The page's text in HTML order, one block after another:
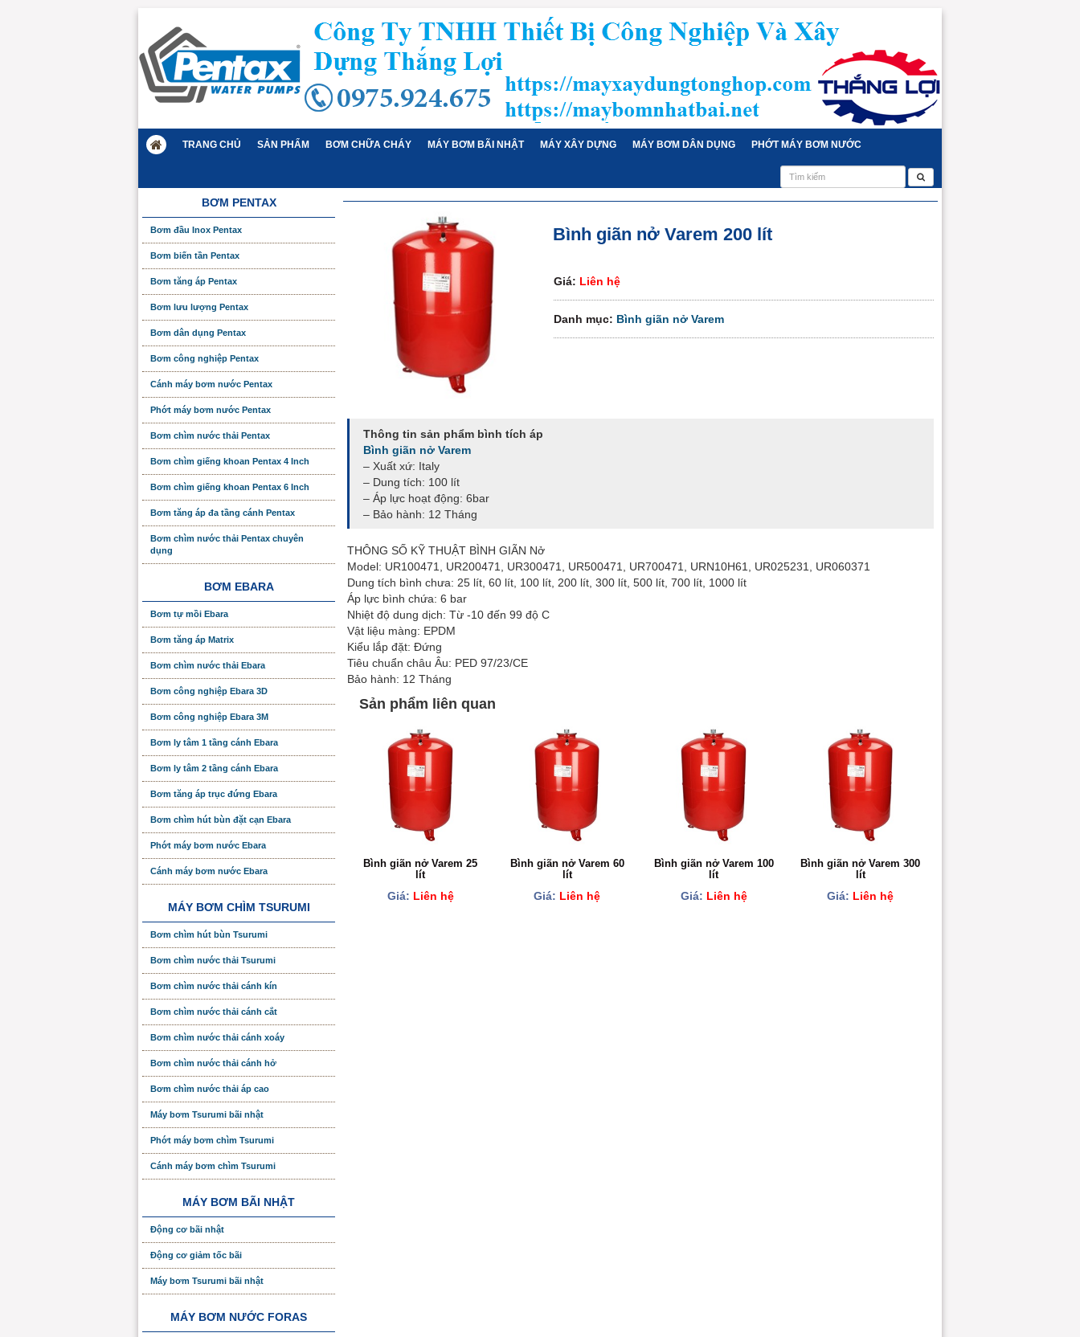
TRANG CHỦ SẢN PHẨM BƠM CHỮA CHÁY MÁY BƠM BÃI NHẬT MÁY XÂY DỰNG MÁY BƠM DÂN DỤNG PHỚT MÁY BƠM NƯỚC
Bình giãn nở Varem 200 lít
Giá: Liên hệ
Danh mục: Bình giãn nở Varem
Thông tin sản phẩm bình tích áp
Bình giãn nở Varem
– Xuất xứ: Italy
– Dung tích: 100 lít
– Áp lực hoạt động: 6bar
– Bảo hành: 12 Tháng
THÔNG SỐ KỸ THUẬT BÌNH GIÃN Nở
Model: UR100471, UR200471, UR300471, UR500471, UR700471, URN10H61, UR025231, UR060371
Dung tích bình chưa: 25 lít, 60 lít, 100 lít, 200 lít, 300 lít, 500 lít, 700 lít, 1000 lít
Áp lực bình chứa: 6 bar
Nhiệt độ dung dịch: Từ -10 đến 99 độ C
Vật liệu màng: EPDM
Kiểu lắp đặt: Đứng
Tiêu chuẩn châu Âu: PED 97/23/CE
Bảo hành: 12 Tháng
Sản phẩm liên quan
Bình giãn nở Varem 25
lít
Giá: Liên hệ
Bình giãn nở Varem 60
lít
Giá: Liên hệ
Bình giãn nở Varem 100
lít
Giá: Liên hệ
Bình giãn nở Varem 300
lít
Giá: Liên hệ
BƠM PENTAX
Bơm đầu Inox Pentax
Bơm biến tần Pentax
Bơm tăng áp Pentax
Bơm lưu lượng Pentax
Bơm dân dụng Pentax
Bơm công nghiệp Pentax
Cánh máy bơm nước Pentax
Phớt máy bơm nước Pentax
Bơm chìm nước thải Pentax
Bơm chìm giếng khoan Pentax 4 Inch
Bơm chìm giếng khoan Pentax 6 Inch
Bơm tăng áp đa tầng cánh Pentax
Bơm chìm nước thải Pentax chuyên
dụng
BƠM EBARA
Bơm tự mồi Ebara
Bơm tăng áp Matrix
Bơm chìm nước thải Ebara
Bơm công nghiệp Ebara 3D
Bơm công nghiệp Ebara 3M
Bơm ly tâm 1 tầng cánh Ebara
Bơm ly tâm 2 tầng cánh Ebara
Bơm tăng áp trục đứng Ebara
Bơm chìm hút bùn đặt cạn Ebara
Phớt máy bơm nước Ebara
Cánh máy bơm nước Ebara
MÁY BƠM CHÌM TSURUMI
Bơm chìm hút bùn Tsurumi
Bơm chìm nước thải Tsurumi
Bơm chìm nước thải cánh kín
Bơm chìm nước thải cánh cắt
Bơm chìm nước thải cánh xoáy
Bơm chìm nước thải cánh hở
Bơm chìm nước thải áp cao
Máy bơm Tsurumi bãi nhật
Phớt máy bơm chìm Tsurumi
Cánh máy bơm chìm Tsurumi
MÁY BƠM BÃI NHẬT
Động cơ bãi nhật
Động cơ giảm tốc bãi
Máy bơm Tsurumi bãi nhật
MÁY BƠM NƯỚC FORAS